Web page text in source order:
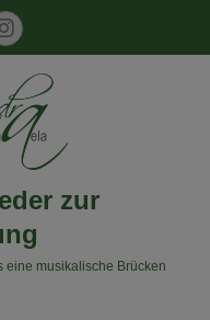
zur
eine musikalische Brücken